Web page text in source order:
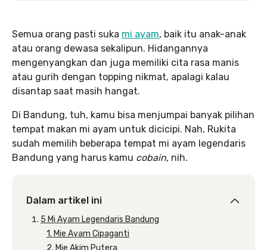
Semua orang pasti suka mi ayam, baik itu anak-anak
atau orang dewasa sekalipun. Hidangannya
mengenyangkan dan juga memiliki cita rasa manis
atau gurih dengan topping nikmat, apalagi kalau
disantap saat masih hangat.
Di Bandung, tuh, kamu bisa menjumpai banyak pilihan
tempat makan mi ayam untuk dicicipi. Nah, Rukita
sudah memilih beberapa tempat mi ayam legendaris
Bandung yang harus kamu cobain, nih.
Dalam artikel ini
5 Mi Ayam Legendaris Bandung
1. Mie Ayam Cipaganti
2. Mie Akim Putera